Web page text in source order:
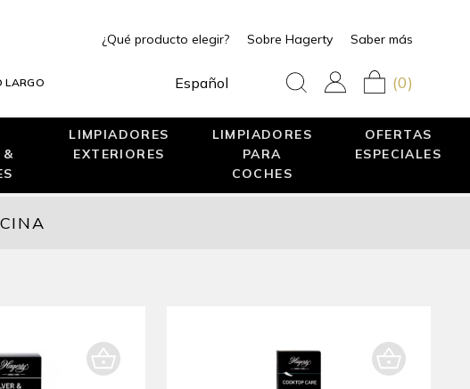
LARGO
¿Qué producto elegir? Sobre Hagerty Saber más
Español (0)
&
LIMPIADORES
EXTERIORES
LIMPIADORES
PARA
COCHES
OFERTAS
ESPECIALES